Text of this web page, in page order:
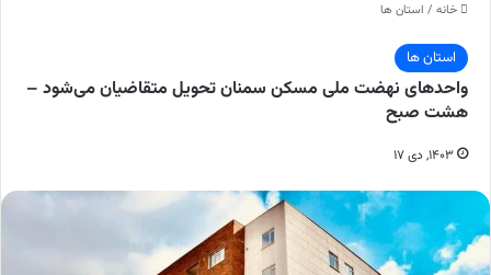
خانه / استان ها
استان ها
واحدهای نهضت ملی مسکن سمنان تحویل متقاضیان می‌شود –
هشت صبح
۱۴۰۳, دی ۱۷